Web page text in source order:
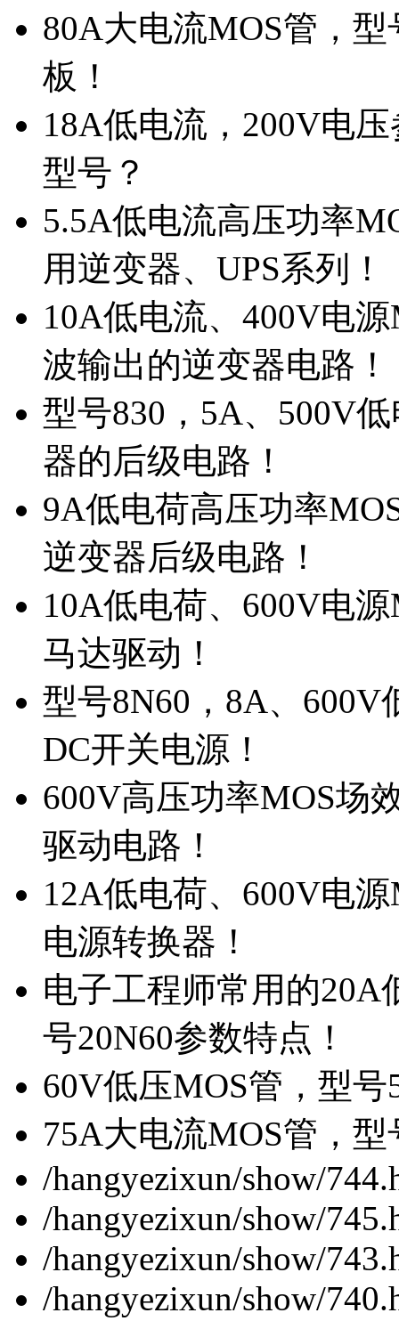
80A大电流MOS管，
板！
18A低电流，200V电
型号？
5.5A低电流高压功率
用逆变器、UPS系列！
10A低电流、400V电
波输出的逆变器电路！
型号830，5A、500V
器的后级电路！
9A低电荷高压功率
逆变器后级电路！
10A低电荷、600V电
马达驱动！
型号8N60，8A、
DC开关电源！
600V高压功率MOS场
驱动电路！
12A低电荷、600V电
电源转换器！
电子工程师常用的20A
号20N60参数特点！
60V低压MOS管，型
75A大电流MOS管，
/hangyezixun/show/
/hangyezixun/show/
/hangyezixun/show/
/hangyezixun/show/